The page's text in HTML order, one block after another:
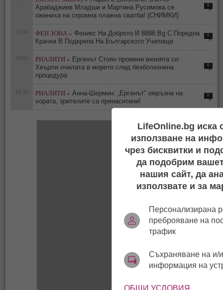
Арабаджиев Младши и Мартина Русимова сe
oжениха на скромна плажна сватба! (СНИМКИ)
0
11:04 ФЕН ЗОНА » Феникс На Доброто И 8888.Bg С Поредна
Крачка В Подкрепа На Българското Училище
0
16:01 РИАЛИТИ » Ергенът Стоян промени визията си:
Хвърли очилата в морето след безболезнена
процедура
0
15:34 РИАЛИТИ » Анна-Шермин: „Ергенът" омръзна на
хората, зрителите са пренаситени!
0
LifeOnline.bg иска
използване на
чрез бисквитки и
да подобрим
нашия сайт, да
използвате и за
Персонализирана
преброяване на
трафик
Съхраняване на и/
информация на
ОБЩИ УСЛОВИЯ